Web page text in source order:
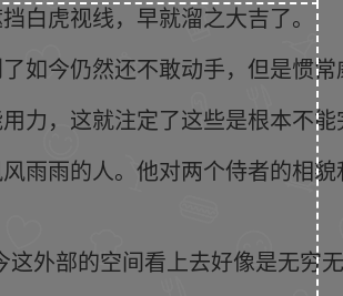
白虎视线，早就溜之大吉了。
如今仍然还不敢动手，但是惯
力，这就注定了这些是根本不
雨雨的人。他对两个侍者的相
外部的空间看上去好像是无穷